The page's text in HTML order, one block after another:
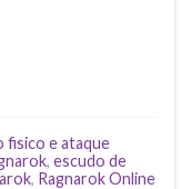
fisico e ataque
, escudo de
, Ragnarok Online